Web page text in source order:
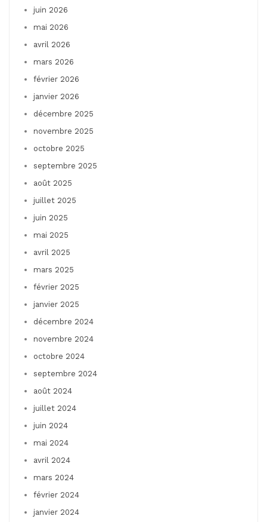
juin 2026
mai 2026
avril 2026
mars 2026
février 2026
janvier 2026
décembre 2025
novembre 2025
octobre 2025
septembre 2025
août 2025
juillet 2025
juin 2025
mai 2025
avril 2025
mars 2025
février 2025
janvier 2025
décembre 2024
novembre 2024
octobre 2024
septembre 2024
août 2024
juillet 2024
juin 2024
mai 2024
avril 2024
mars 2024
février 2024
janvier 2024